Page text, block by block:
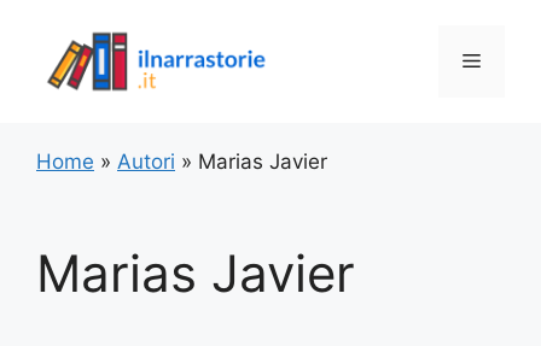
contenuto
Menu
Home » Autori » Marias Javier
Marias Javier